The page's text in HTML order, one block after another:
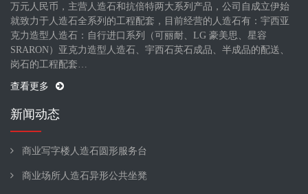
万元人民币，主营人造石和抗倍特两大系列产品，公司自成立伊始
就致力于人造石全系列的工程配套，目前经营的人造石有：宇西亚
克力造型人造石：自行进口系列（可丽耐、LG 豪美思、星容
SRARON）亚克力造型人造石、宇西石英石成品、半成品的配送、
岗石的工程配套…
查看更多
新闻动态
商业写字楼人造石圆形服务台
商业场所人造石异形公共坐凳